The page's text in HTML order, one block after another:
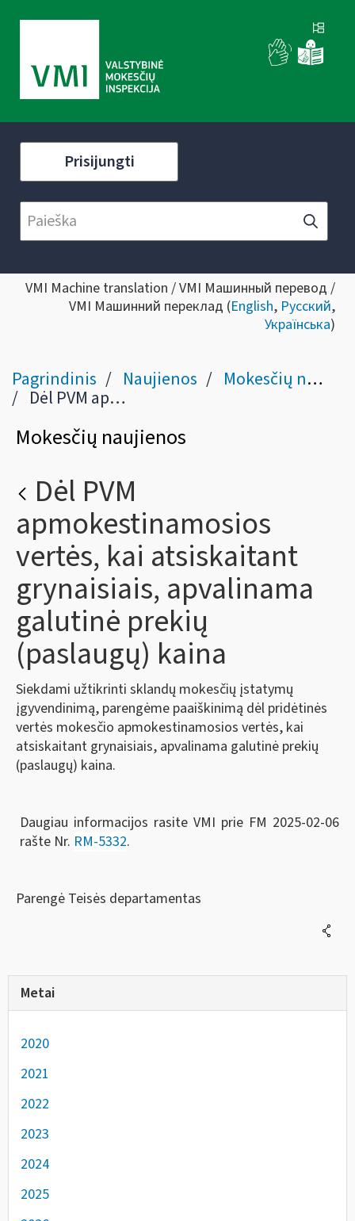
Prisijungti
VMI Machine translation / VMI Машинный перевод /
VMI Машинний переклад (English, Русский,
Українська)
Pagrindinis Naujienos Mokesčių naujienos
Dėl PVM apmokestinamosios vertės, kai atsiskaitant grynaisiais, apvalinama galutinė prekių (paslaugų) kaina
Mokesčių naujienos
Dėl PVM
apmokestinamosios
vertės, kai atsiskaitant
grynaisiais, apvalinama
galutinė prekių
(paslaugų) kaina
Siekdami užtikrinti sklandų mokesčių įstatymų
įgyvendinimą, parengėme paaiškinimą dėl pridėtinės
vertės mokesčio apmokestinamosios vertės, kai
atsiskaitant grynaisiais, apvalinama galutinė prekių
(paslaugų) kaina.
Daugiau informacijos rasite VMI prie FM 2025-02-06
rašte Nr. RM-5332.
Parengė Teisės departamentas
Metai
2020
2021
2022
2023
2024
2025